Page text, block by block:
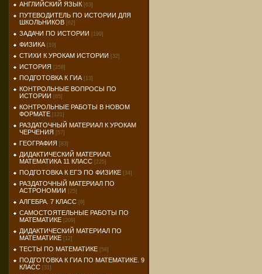
АНГЛИЙСКИЙ ЯЗЫК [63]
ПУТЕВОДИТЕЛЬ ПО ИСТОРИИ ДЛЯ
ШКОЛЬНИКОВ [62]
ЗАДАЧИ ПО ИСТОРИИ [199]
ФИЗИКА [10]
СТИХИ К УРОКАМ ИСТОРИИ [32]
ИСТОРИЯ [258]
ПОДГОТОВКА К ГИА [13]
КОНТРОЛЬНЫЕ ВОПРОСЫ ПО
ИСТОРИИ [65]
КОНТРОЛЬНЫЕ РАБОТЫ В НОВОМ
ФОРМАТЕ [121]
РАЗДАТОЧНЫЙ МАТЕРИАЛ К УРОКАМ
ЧЕРЧЕНИЯ [57]
ГЕОГРАФИЯ [83]
ДИДАКТИЧЕСКИЙ МАТЕРИАЛ.
МАТЕМАТИКА 11 КЛАСС [225]
ПОДГОТОВКА К ЕГЭ ПО ФИЗИКЕ [34]
РАЗДАТОЧНЫЙ МАТЕРИАЛ ПО
АСТРОНОМИИ [25]
АЛГЕБРА. 7 КЛАСС [9]
САМОСТОЯТЕЛЬНЫЕ РАБОТЫ ПО
МАТЕМАТИКЕ [209]
ДИДАКТИЧЕСКИЙ МАТЕРИАЛ ПО
МАТЕМАТИКЕ [12]
ТЕСТЫ ПО МАТЕМАТИКЕ [58]
ПОДГОТОВКА К ГИА ПО МАТЕМАТИКЕ. 9
КЛАСС [31]